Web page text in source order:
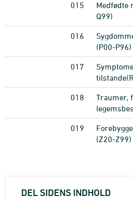
015
Medfødte
Q99)
016
(P00-P96)
017
018
Traumer,
019
(Z20-Z99)
DEL SIDENS INDHOLD